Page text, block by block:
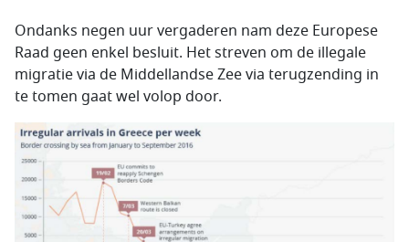
Ondanks negen uur vergaderen nam deze Europese
Raad geen enkel besluit. Het streven om de illegale
migratie via de Middellandse Zee via terugzending in
te tomen gaat wel volop door.